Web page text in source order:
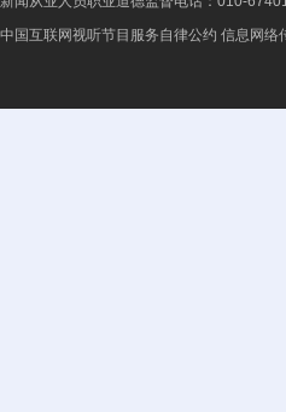
中国互联网视听节目服务自律公约 信息网